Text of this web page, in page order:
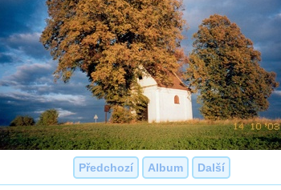
Předchozí Album Další